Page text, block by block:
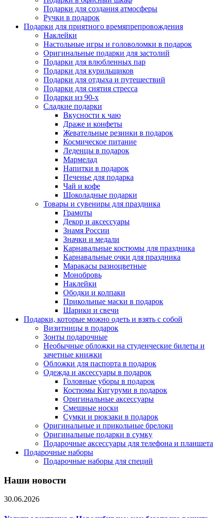
Подарки для создания атмосферы
Ручки в подарок
Подарки для приятного времяпрепровождения
Наклейки
Настольные игры и головоломки в подарок
Оригинальные подарки для застолий
Подарки для влюбленных пар
Подарки для курильщиков
Подарки для отдыха и путешествий
Подарки для снятия стресса
Подарки из 90-х
Сладкие подарки
Вкусности к чаю
Драже и конфеты
Жевательные резинки в подарок
Космическое питание
Леденцы в подарок
Мармелад
Напитки в подарок
Печенье для подарка
Чай и кофе
Шоколадные подарки
Товары и сувениры для праздника
Грамоты
Декор и аксессуары
Знамя России
Значки и медали
Карнавальные костюмы для праздника
Карнавальные очки для праздника
Маракасы разноцветные
Монобровь
Наклейки
Ободки и колпаки
Прикольные маски в подарок
Шарики и свечи
Подарки, которые можно одеть и взять с собой
Визитницы в подарок
Зонты подарочные
Необычные обложки на студенческие билеты и
зачетные книжки
Обложки для паспорта в подарок
Одежда и аксессуары в подарок
Головные уборы в подарок
Костюмы Кигуруми в подарок
Оригинальные аксессуары
Смешные носки
Сумки и рюкзаки в подарок
Оригинальные и прикольные брелоки
Оригинальные подарки в сумку
Подарочные аксессуары для телефона и планшета
Подарочные наборы
Подарочные наборы для специй
Наши новости
30.06.2026